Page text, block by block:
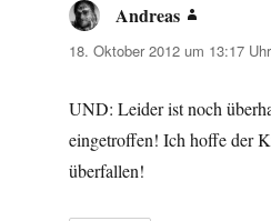
Andreas
18. Oktober 2012 um 13:17 Uhr
UND: Leider ist noch
eingetroffen! Ich hoffe der
überfallen!